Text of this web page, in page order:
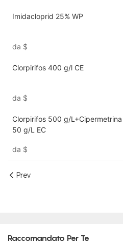
Imidacloprid 25% WP
da $
Clorpirifos 400 g/l CE
da $
Clorpirifos 500 g/L+Cipermetrina
50 g/L EC
da $
Prev
Raccomandato Per Te